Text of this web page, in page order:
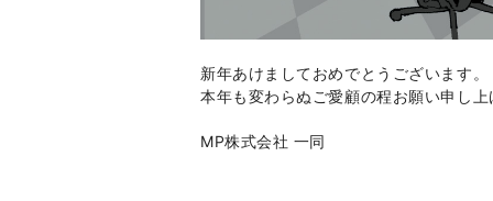
新年あけましておめでとうございます。
本年も変わらぬご愛顧の程お願い申し上
MP株式会社 一同